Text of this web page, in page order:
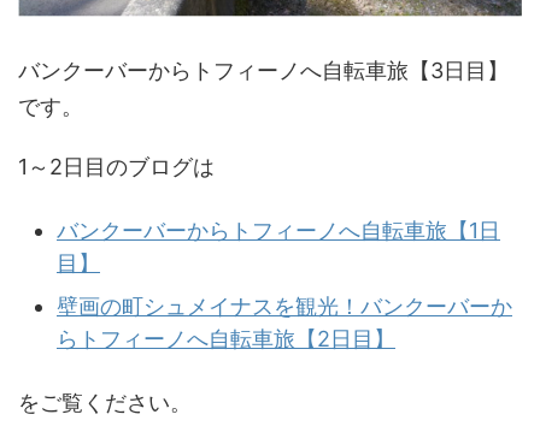
バンクーバーからトフィーノへ自転車旅【3日目】
です。
1～2日目のブログは
バンクーバーからトフィーノへ自転車旅【1日
目】
壁画の町シュメイナスを観光！バンクーバーか
らトフィーノへ自転車旅【2日目】
をご覧ください。